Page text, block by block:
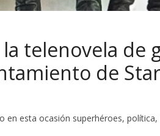
telenovela de
de
en esta ocasión superhéroes,